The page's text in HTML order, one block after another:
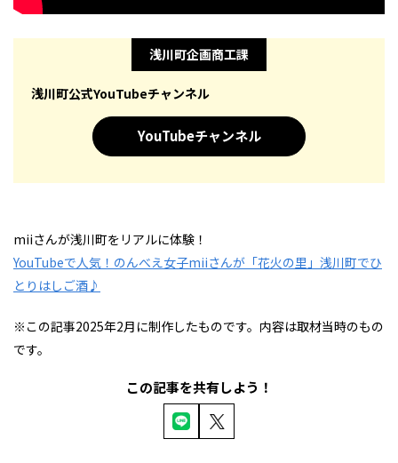
浅川町企画商工課
浅川町公式YouTubeチャンネル
YouTubeチャンネル
miiさんが浅川町をリアルに体験！
YouTubeで人気！のんべえ女子miiさんが「花火の里」浅川町でひ
とりはしご酒♪
※この記事2025年2月に制作したものです。内容は取材当時のもの
です。
この記事を共有しよう！